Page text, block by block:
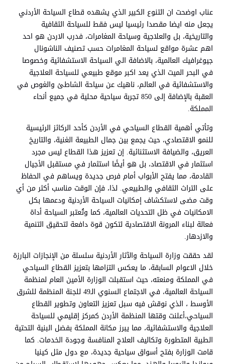
عناب اوضحت ان التنوع الكبير الذي يشهده قطاع السياحة الأردني
يجعل منه ايضا مقصدا رئيسيا ليس فقط للسياحة الثقافية
والتاريخية، بل والعلاجية وسياحة المغامرات، فدرب الاردن هو احد
اهم عشرة مواقع لسياحة المغامرات حسب تصنيف الناشونال
جيوغرافيك العالمية، بالاضافة الي السياحة الاستشفائية وخصوصا
في البحر الميت الذي يعد اكبر موقع طبيعي للسياحة العلاجية
والاستشفائية في العالم، ناهيك عن سياحة الشاطئ والغوص في
العقبة بالإضافة إلى 850 تجربة سياحية محلية في جميع أنحاء
المملكة.
وتأتي أهمية القطاع السياحي في الأردن كأحد الركائز الرئيسية
للنمو الاقتصادي، حيث يجمع بين جمال الطبيعة الغنية، والتاريخ
العريق، والضيافة الاستثنائية. إن تعزيز هذا القطاع ليس مجرد
استثمار في الاقتصاد، بل هو أيضًا استثمار في مستقبل الأجيال
القادمة، مما يفتح الأبواب أمام فرص جديدة ويساهم في الحفاظ
على التراث الثقافي والطبيعي. لذا، فإن الوقت مناسب أكثر من أي
وقت مضى لاستكشاف إمكانيات السياحة الأردنية ودعمها بكل
الامكانيات في ظل التحديات العالمية، كما وتُعتبر السياحة أداة
فعالة لبناء المرونة الاقتصادية لتكون قوة دافعة لتحقيق التنمية
والازدهار.
لقد حققت وزارة السياحة والآثار الأردنية سلسلة من الإنجازات البارزة
خلال الاعوام السابقة، ما يعكس التزامها بتعزيز القطاع السياحي
في المملكة ومنعته، حيث استقبلت الوزارة الأمين العام لمنظمة
السياحة العالمية، في الاجتماع السنوي الـ49 للجنة المنظمة للشرق
الأوسط ، الذي نوقش فيه سبل تعزيز التعاون وتطوير القطاع
السياحي،أعلنت وقتها المنظمة الأردن كمركز إقليمي للسياحة
العلاجية والاستشفائية، مما يبرز مكانة المملكة بفضل البنية التحتية
الطبية المتطورة وتكاليف العلاج المنافسة وجودة الخدمات. كما
قامت الوزارة بفتح أسواق سياحية جديدة، مع دول مثل كينيا